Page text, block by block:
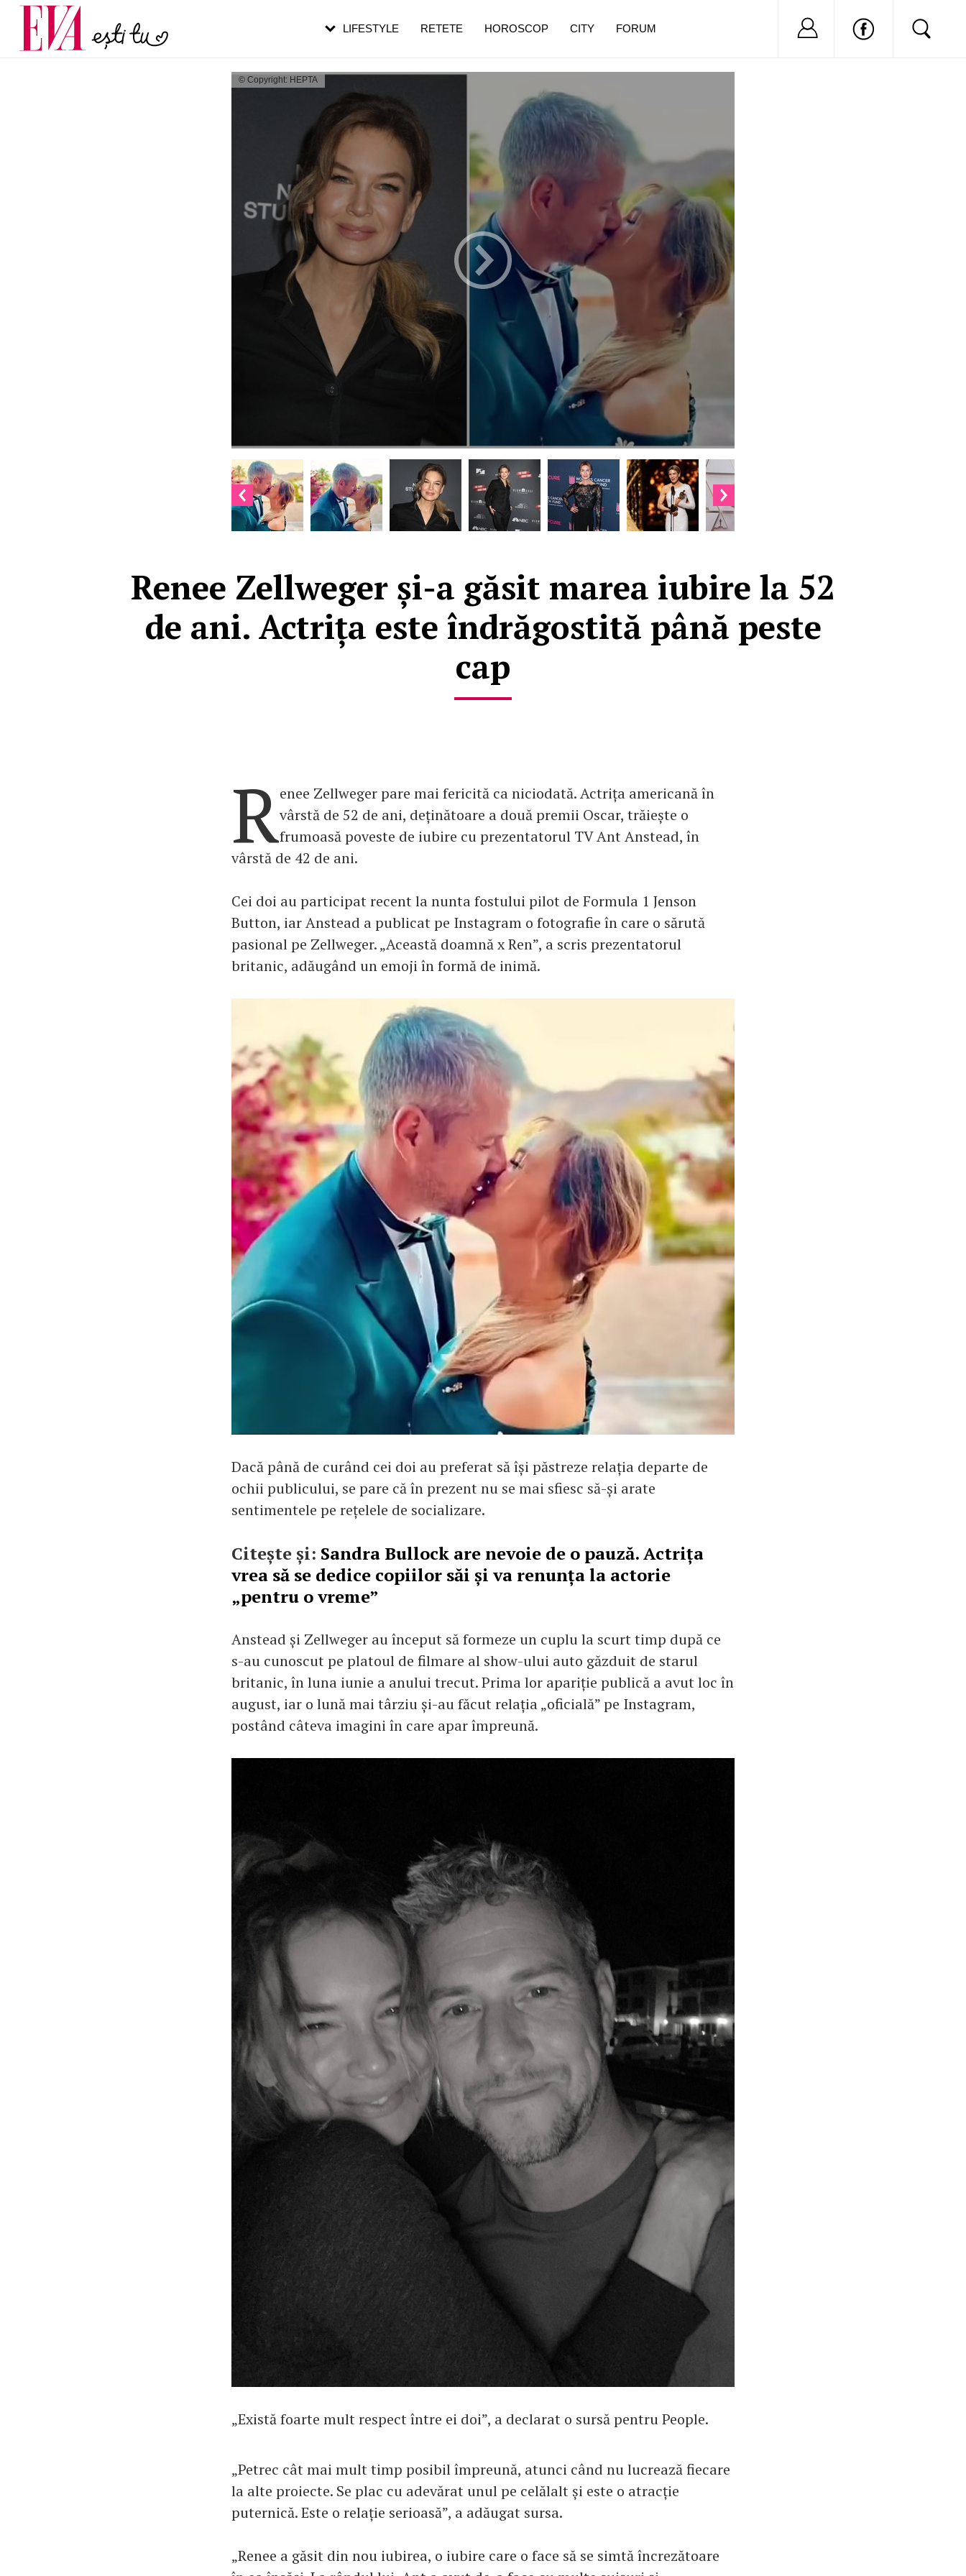
© Copyright: HEPTA
Renee Zellweger și-a găsit marea iubire la 52
de ani. Actrița este îndrăgostită până peste
cap
Renee Zellweger pare mai fericită ca niciodată. Actrița americană în
vârstă de 52 de ani, deținătoare a două premii Oscar, trăiește o
frumoasă poveste de iubire cu prezentatorul TV Ant Anstead, în
vârstă de 42 de ani.
Cei doi au participat recent la nunta fostului pilot de Formula 1 Jenson
Button, iar Anstead a publicat pe Instagram o fotografie în care o sărută
pasional pe Zellweger. „Această doamnă x Ren”, a scris prezentatorul
britanic, adăugând un emoji în formă de inimă.
Dacă până de curând cei doi au preferat să își păstreze relația departe de
ochii publicului, se pare că în prezent nu se mai sfiesc să-și arate
sentimentele pe rețelele de socializare.
Citește și: Sandra Bullock are nevoie de o pauză. Actrița
vrea să se dedice copiilor săi și va renunța la actorie
„pentru o vreme”
Anstead și Zellweger au început să formeze un cuplu la scurt timp după ce
s-au cunoscut pe platoul de filmare al show-ului auto găzduit de starul
britanic, în luna iunie a anului trecut. Prima lor apariție publică a avut loc în
august, iar o lună mai târziu și-au făcut relația „oficială” pe Instagram,
postând câteva imagini în care apar împreună.
„Există foarte mult respect între ei doi”, a declarat o sursă pentru People.
„Petrec cât mai mult timp posibil împreună, atunci când nu lucrează fiecare
la alte proiecte. Se plac cu adevărat unul pe celălalt și este o atracție
puternică. Este o relație serioasă”, a adăugat sursa.
„Renee a găsit din nou iubirea, o iubire care o face să se simtă încrezătoare
LIFESTYLE RETETE HOROSCOP CITY FORUM Nu ai cont?
Carieră
Actualitate
pe măsură ce înaintezi în vârstă